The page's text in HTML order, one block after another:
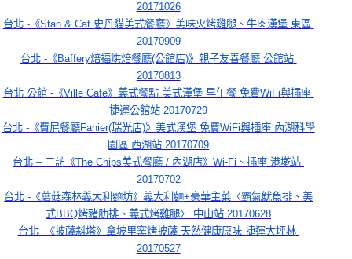
20171026
台北 -《Stan & Cat 史丹貓美式餐廳》美味火烤雞腿、牛肉漢堡 東區
20170909
台北 -《Baffery焙福烘焙餐廳(公館店)》親子友善餐廳 公館站
20170813
台北 公館 -《Ville Cafe》義式餐點 美式漢堡 早午餐 免費WiFi與插座
捷運公館站 20170729
台北 -《費尼餐廳Fanier(瑞光店)》美式漢堡 免費WiFi與插座 內湖科學
園區 西湖站 20170709
台北 – 三訪《The Chips美式餐廳 / 內湖店》Wi-Fi、插座 港墘站
20170702
台北 -《蘑菇森林義大利麵坊》義大利麵+豪華主菜〈霸氣魷魚排、美
式BBQ烤豬肋排、義式烤雞腿〉 中山站 20170628
台北 -《披薩斜塔》拿坡里窯烤披薩 天然健康原味 捷運大坪林
20170527